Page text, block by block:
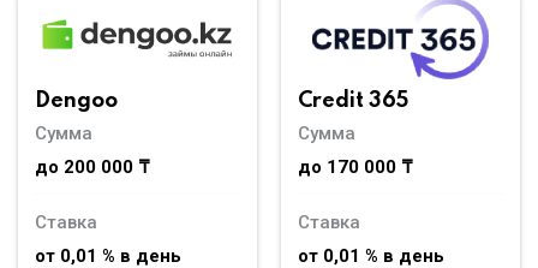
Dengoo
Сумма
до 200 000 ₸
Ставка
от 0,01 % в день
Credit 365
Сумма
до 170 000 ₸
Ставка
от 0,01 % в день